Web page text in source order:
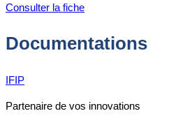
Consulter la fiche
Documentations
IFIP
Partenaire de vos innovations